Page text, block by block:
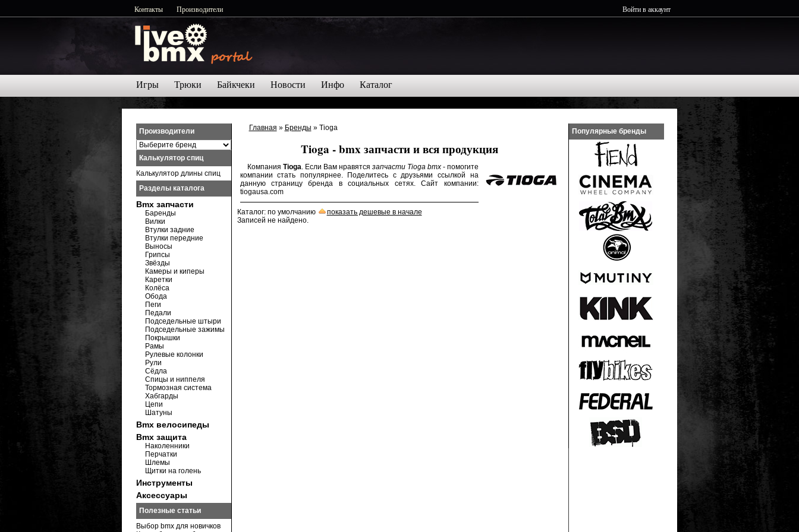
Войти в аккаунт
Контакты Производители
Игры Трюки Байкчеки Новости Инфо Каталог
Главная » Бренды » Tioga
Tioga - bmx запчасти и вся продукция
Компания Tioga. Если Вам нравятся запчасти Tioga bmx- помогите
компании стать популярнее. Поделитесь с друзьями ссылкой на
данную страницу бренда в социальных сетях. Сайт компании:
tiogausa.com
Каталог: по умолчанию
показать дешевые в начале
Записей не найдено.
Производители
Калькулятор спиц
Калькулятор длины спиц
Разделы каталога
Bmx запчасти
Баренды
Вилки
Втулки задние
Втулки передние
Выносы
Грипсы
Звёзды
Камеры и киперы
Каретки
Колёса
Обода
Пеги
Педали
Подседельные штыри
Подседельные зажимы
Покрышки
Рамы
Рулевые колонки
Рули
Сёдла
Спицы и ниппеля
Тормозная система
Хабгарды
Цепи
Шатуны
Bmx велосипеды
Bmx защита
Наколенники
Перчатки
Шлемы
Щитки на голень
Инструменты
Аксессуары
Полезные статьи
Выбор bmx для новичков
Популярные бренды